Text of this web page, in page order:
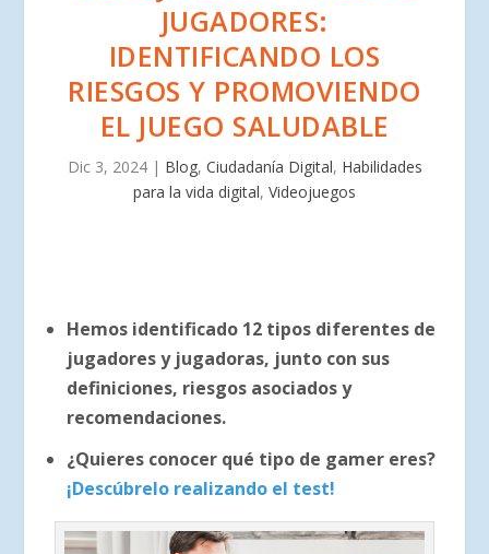
JUGADORES:
IDENTIFICANDO LOS
RIESGOS Y PROMOVIENDO
EL JUEGO SALUDABLE
Dic 3, 2024| Blog, Ciudadanía Digital, Habilidades
para la vida digital, Videojuegos
Hemos identificado 12 tipos diferentes de
jugadores y jugadoras, junto con sus
definiciones, riesgos asociados y
recomendaciones.
¿Quieres conocer qué tipo de gamer eres?
¡Descúbrelo realizando el test!